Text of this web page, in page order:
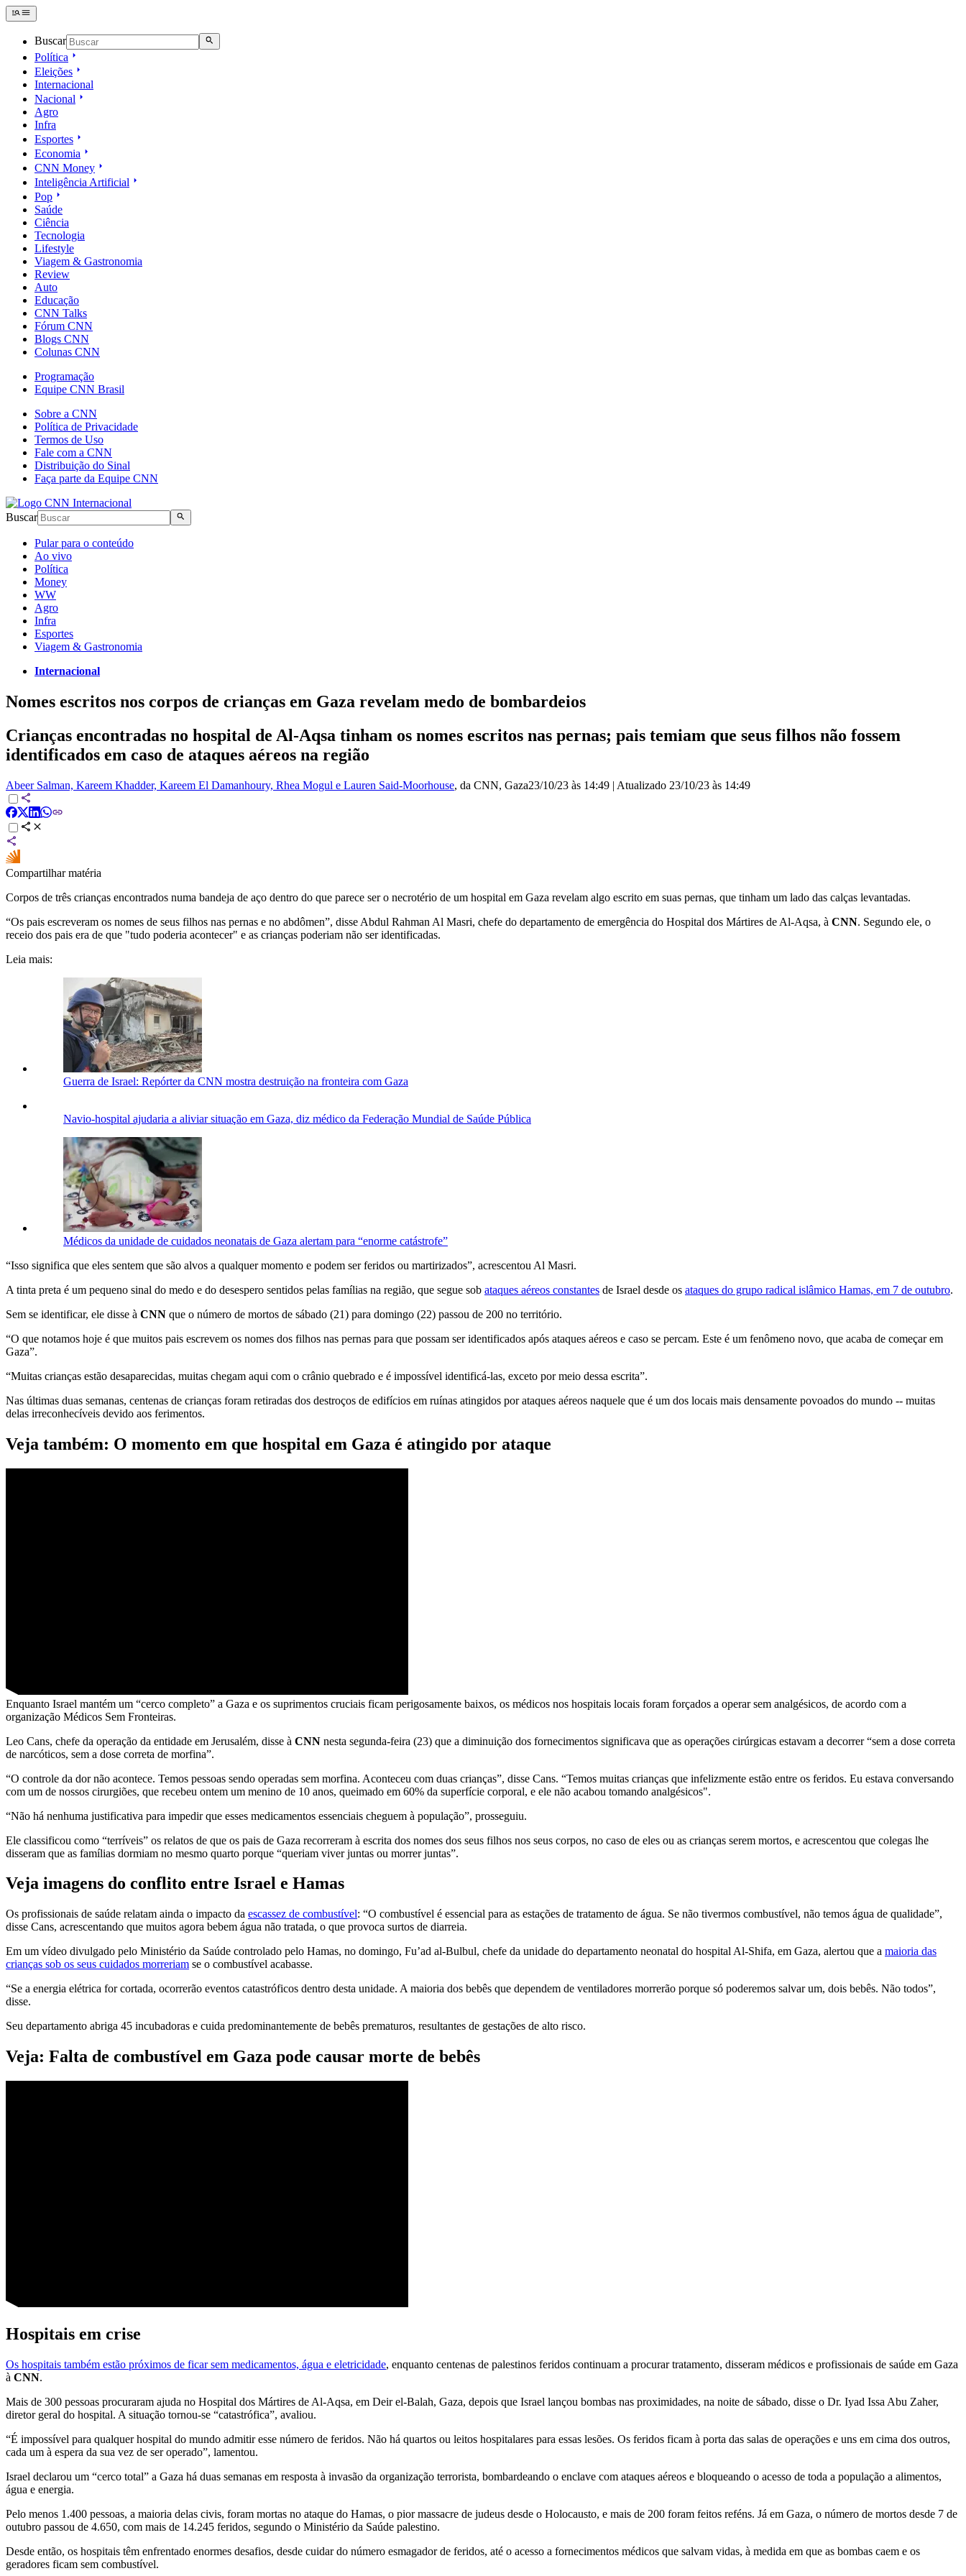
Buscar
Política
Eleições
Internacional
Nacional
Agro
Infra
Esportes
Economia
CNN Money
Inteligência Artificial
Pop
Saúde
Ciência
Tecnologia
Lifestyle
Viagem & Gastronomia
Review
Auto
Educação
CNN Talks
Fórum CNN
Blogs CNN
Colunas CNN
Programação
Equipe CNN Brasil
Sobre a CNN
Política de Privacidade
Termos de Uso
Fale com a CNN
Distribuição do Sinal
Faça parte da Equipe CNN
Buscar
Pular para o conteúdo
Ao vivo
Política
Money
WW
Agro
Infra
Esportes
Viagem & Gastronomia
Internacional
Nomes escritos nos corpos de crianças em Gaza revelam medo de bombardeios
Crianças encontradas no hospital de Al-Aqsa tinham os nomes escritos nas pernas; pais temiam que seus filhos não fossem
identificados em caso de ataques aéreos na região
Abeer Salman, Kareem Khadder, Kareem El Damanhoury, Rhea Mogul e Lauren Said-Moorhouse, da CNN, Gaza23/10/23 às 14:49 | Atualizado 23/10/23 às 14:49
Compartilhar matéria
Corpos de três crianças encontrados numa bandeja de aço dentro do que parece ser o necrotério de um hospital em Gaza revelam algo escrito em suas pernas, que tinham um lado das calças levantadas.
“Os pais escreveram os nomes de seus filhos nas pernas e no abdômen”, disse Abdul Rahman Al Masri, chefe do departamento de emergência do Hospital dos Mártires de Al-Aqsa, à CNN. Segundo ele, o
receio dos pais era de que "tudo poderia acontecer" e as crianças poderiam não ser identificadas.
Leia mais:
Guerra de Israel: Repórter da CNN mostra destruição na fronteira com Gaza
Navio-hospital ajudaria a aliviar situação em Gaza, diz médico da Federação Mundial de Saúde Pública
Médicos da unidade de cuidados neonatais de Gaza alertam para “enorme catástrofe”
“Isso significa que eles sentem que são alvos a qualquer momento e podem ser feridos ou martirizados”, acrescentou Al Masri.
A tinta preta é um pequeno sinal do medo e do desespero sentidos pelas famílias na região, que segue sob ataques aéreos constantes de Israel desde os ataques do grupo radical islâmico Hamas, em 7 de outubro.
Sem se identificar, ele disse à CNN que o número de mortos de sábado (21) para domingo (22) passou de 200 no território.
“O que notamos hoje é que muitos pais escrevem os nomes dos filhos nas pernas para que possam ser identificados após ataques aéreos e caso se percam. Este é um fenômeno novo, que acaba de começar em
Gaza”.
“Muitas crianças estão desaparecidas, muitas chegam aqui com o crânio quebrado e é impossível identificá-las, exceto por meio dessa escrita”.
Nas últimas duas semanas, centenas de crianças foram retiradas dos destroços de edifícios em ruínas atingidos por ataques aéreos naquele que é um dos locais mais densamente povoados do mundo -- muitas
delas irreconhecíveis devido aos ferimentos.
Veja também: O momento em que hospital em Gaza é atingido por ataque
Enquanto Israel mantém um “cerco completo” a Gaza e os suprimentos cruciais ficam perigosamente baixos, os médicos nos hospitais locais foram forçados a operar sem analgésicos, de acordo com a
organização Médicos Sem Fronteiras.
Leo Cans, chefe da operação da entidade em Jerusalém, disse à CNN nesta segunda-feira (23) que a diminuição dos fornecimentos significava que as operações cirúrgicas estavam a decorrer “sem a dose correta
de narcóticos, sem a dose correta de morfina”.
“O controle da dor não acontece. Temos pessoas sendo operadas sem morfina. Aconteceu com duas crianças”, disse Cans. “Temos muitas crianças que infelizmente estão entre os feridos. Eu estava conversando
com um de nossos cirurgiões, que recebeu ontem um menino de 10 anos, queimado em 60% da superfície corporal, e ele não acabou tomando analgésicos".
“Não há nenhuma justificativa para impedir que esses medicamentos essenciais cheguem à população”, prosseguiu.
Ele classificou como “terríveis” os relatos de que os pais de Gaza recorreram à escrita dos nomes dos seus filhos nos seus corpos, no caso de eles ou as crianças serem mortos, e acrescentou que colegas lhe
disseram que as famílias dormiam no mesmo quarto porque “queriam viver juntas ou morrer juntas”.
Veja imagens do conflito entre Israel e Hamas
Os profissionais de saúde relatam ainda o impacto da escassez de combustível: “O combustível é essencial para as estações de tratamento de água. Se não tivermos combustível, não temos água de qualidade”,
disse Cans, acrescentando que muitos agora bebem água não tratada, o que provoca surtos de diarreia.
Em um vídeo divulgado pelo Ministério da Saúde controlado pelo Hamas, no domingo, Fu’ad al-Bulbul, chefe da unidade do departamento neonatal do hospital Al-Shifa, em Gaza, alertou que a maioria das
crianças sob os seus cuidados morreriam se o combustível acabasse.
“Se a energia elétrica for cortada, ocorrerão eventos catastróficos dentro desta unidade. A maioria dos bebês que dependem de ventiladores morrerão porque só poderemos salvar um, dois bebês. Não todos”,
disse.
Seu departamento abriga 45 incubadoras e cuida predominantemente de bebês prematuros, resultantes de gestações de alto risco.
Veja: Falta de combustível em Gaza pode causar morte de bebês
Hospitais em crise
Os hospitais também estão próximos de ficar sem medicamentos, água e eletricidade, enquanto centenas de palestinos feridos continuam a procurar tratamento, disseram médicos e profissionais de saúde em Gaza
à CNN.
Mais de 300 pessoas procuraram ajuda no Hospital dos Mártires de Al-Aqsa, em Deir el-Balah, Gaza, depois que Israel lançou bombas nas proximidades, na noite de sábado, disse o Dr. Iyad Issa Abu Zaher,
diretor geral do hospital. A situação tornou-se “catastrófica”, avaliou.
“É impossível para qualquer hospital do mundo admitir esse número de feridos. Não há quartos ou leitos hospitalares para essas lesões. Os feridos ficam à porta das salas de operações e uns em cima dos outros,
cada um à espera da sua vez de ser operado”, lamentou.
Israel declarou um “cerco total” a Gaza há duas semanas em resposta à invasão da organização terrorista, bombardeando o enclave com ataques aéreos e bloqueando o acesso de toda a população a alimentos,
água e energia.
Pelo menos 1.400 pessoas, a maioria delas civis, foram mortas no ataque do Hamas, o pior massacre de judeus desde o Holocausto, e mais de 200 foram feitos reféns. Já em Gaza, o número de mortos desde 7 de
outubro passou de 4.650, com mais de 14.245 feridos, segundo o Ministério da Saúde palestino.
Desde então, os hospitais têm enfrentado enormes desafios, desde cuidar do número esmagador de feridos, até o acesso a fornecimentos médicos que salvam vidas, à medida em que as bombas caem e os
geradores ficam sem combustível.